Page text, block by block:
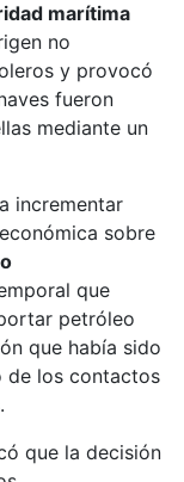
marítima
no
y provocó
fueron
mediante un
incrementar
sobre
que
petróleo
que había sido
de los contactos
que la decisión